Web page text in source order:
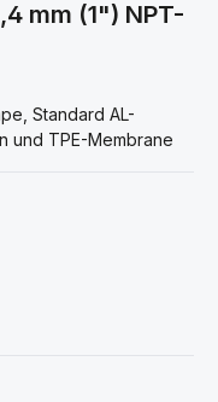
5 Sternen
mm (1") NPT-
Standard AL-
und TPE-Membrane